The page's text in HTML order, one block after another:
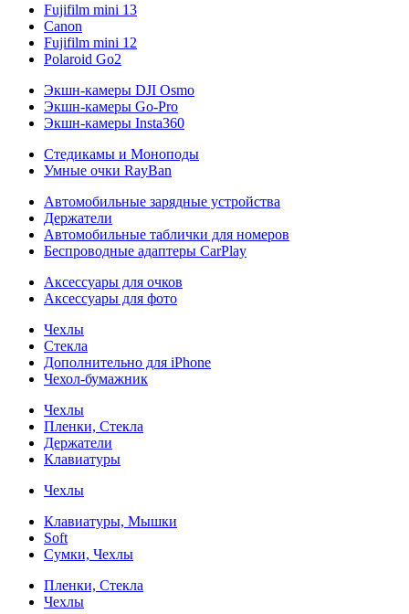
Fujifilm mini 13
Canon
Fujifilm mini 12
Polaroid Go2
Экшн-камеры DJI Osmo
Экшн-камеры Go-Pro
Экшн-камеры Insta360
Стедикамы и Моноподы
Умные очки RayBan
Автомобильные зарядные устройства
Держатели
Автомобильные таблички для номеров
Беспроводные адаптеры CarPlay
Аксессуары для очков
Аксессуары для фото
Чехлы
Стекла
Дополнительно для iPhone
Чехол-бумажник
Чехлы
Пленки, Стекла
Держатели
Клавиатуры
Чехлы
Клавиатуры, Мышки
Soft
Сумки, Чехлы
Пленки, Стекла
Чехлы